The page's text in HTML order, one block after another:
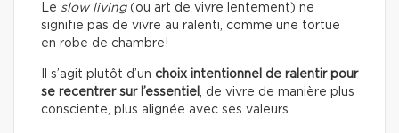
Le slow living(ou art de vivre lentement) ne
signifie pas de vivre au ralenti, comme une tortue
en robe de chambre!
Il s’agit plutôt d’un choix intentionnel de ralentir pour
se recentrer sur l’essentiel
, de vivre de manière plus
consciente, plus alignée avec ses valeurs.